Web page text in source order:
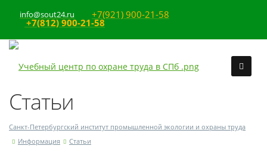
info@sout24.ru +7(921) 900-21-58
+7(812) 900-21-58
Статьи
Санкт-Петербургский институт промышленной экологии и охраны труда
Информация
Статьи